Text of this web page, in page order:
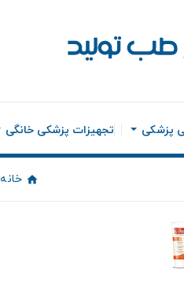
پزشکی تجهیزات پزشکی خانگی
خانه